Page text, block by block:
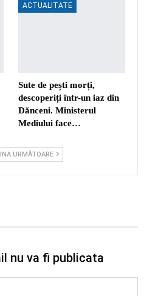
ACTUALITATE
Sute de pești morți,
descoperiți într-un iaz din
Dănceni. Ministerul
Mediului face…
URMĂTOARE
nu va fi publicata